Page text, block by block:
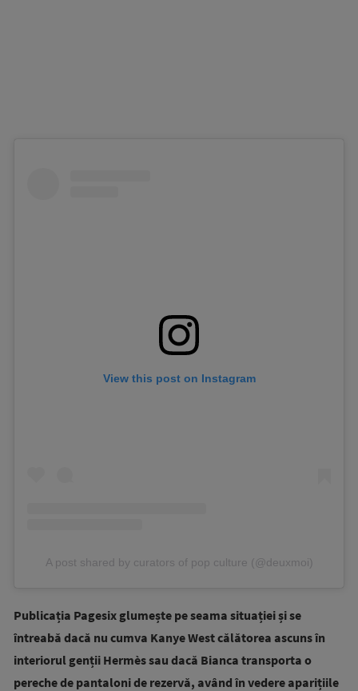
View this post on Instagram
A post shared by curators of pop culture (@deuxmoi)
Publicația Pagesix glumește pe seama situației și se
întreabă dacă nu cumva Kanye West călătorea ascuns în
interiorul genții Hermès sau dacă Bianca transporta o
pereche de pantaloni de rezervă, având în vedere aparițiile